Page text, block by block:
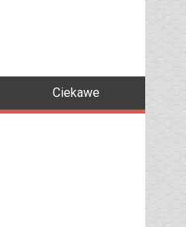
Ciekawe